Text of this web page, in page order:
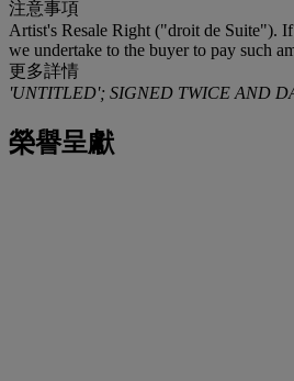
注意事項
Artist's Resale Right ("droit de Suite").
we undertake to the buyer to pay such
更多詳情
'UNTITLED'; SIGNED TWICE AND
榮譽呈獻